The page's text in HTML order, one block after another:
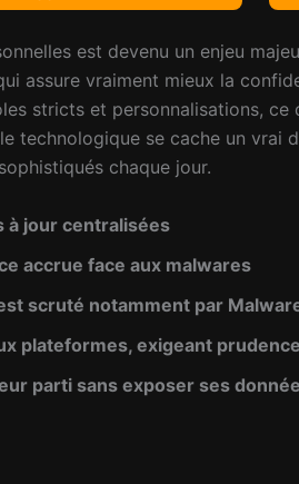
est devenu un enjeu
assure vraiment mieux la
stricts et personnalisations,
technologique se cache un vrai
chaque jour.
à jour centralisées
accrue face aux malwares
scruté notamment par
plateformes, exigeant prudence
parti sans exposer ses